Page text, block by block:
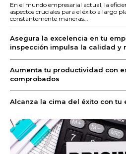
En el mundo empresarial actual, la
aspectos cruciales para el éxito a largo
constantemente maneras...
Asegura la excelencia en tu
inspección impulsa la calidad y
Aumenta tu productividad con
comprobados
Alcanza la cima del éxito con tu